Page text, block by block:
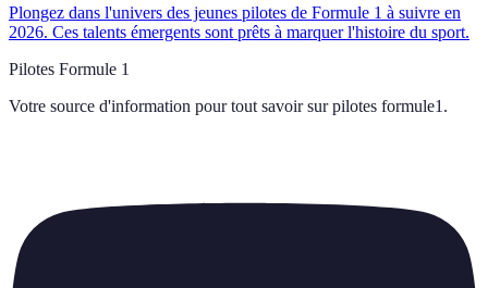
Plongez dans l'univers des jeunes pilotes de Formule 1 à suivre en
2026. Ces talents émergents sont prêts à marquer l'histoire du sport.
Pilotes Formule 1
Votre source d'information pour tout savoir sur pilotes formule1 .